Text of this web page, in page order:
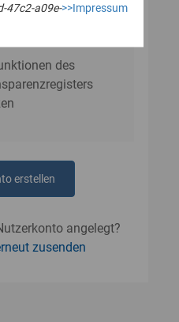
angeben
des
erstellen
angelegt?
zusenden
47c2-a09e->>Impressum